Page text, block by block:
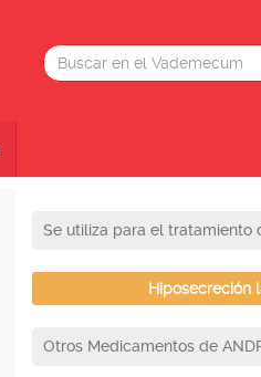
Se utiliza para el tratamiento
Hiposecreción
Otros Medicamentos de